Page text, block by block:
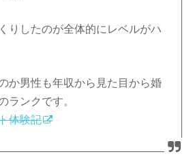
りしたのが全体的にレベルがハ
か男性も年収から見た目から婚
ランクです。
体験記